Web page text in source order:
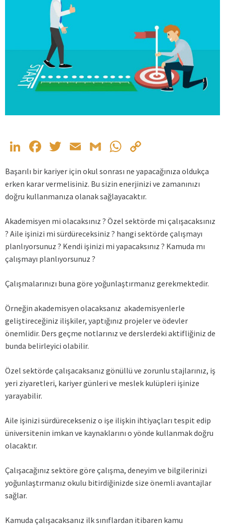
LinkedIn
Facebook
Twitter
EmailGmailWhatsApp
Link
Başarılı bir kariyer için okul sonrası ne yapacağınıza oldukça
erken karar vermelisiniz. Bu sizin enerjinizi ve zamanınızı
doğru kullanmanıza olanak sağlayacaktır.
Akademisyen mi olacaksınız ? Özel sektörde mi çalışacaksınız
? Aile işinizi mi sürdüreceksiniz ? hangi sektörde çalışmayı
planlıyorsunuz ? Kendi işinizi mi yapacaksınız ? Kamuda mı
çalışmayı planlıyorsunuz ?
Çalışmalarınızı buna göre yoğunlaştırmanız gerekmektedir.
Örneğin akademisyen olacaksanız akademisyenlerle
geliştireceğiniz ilişkiler, yaptığınız projeler ve ödevler
önemlidir. Ders geçme notlarınız ve derslerdeki aktifliğiniz de
bunda belirleyici olabilir.
Özel sektörde çalışacaksanız gönüllü ve zorunlu stajlarınız, iş
yeri ziyaretleri, kariyer günleri ve meslek kulüpleri işinize
yarayabilir.
Aile işinizi sürdürecekseniz o işe ilişkin ihtiyaçları tespit edip
üniversitenin imkan ve kaynaklarını o yönde kullanmak doğru
olacaktır.
Çalışacağınız sektöre göre çalışma, deneyim ve bilgilerinizi
yoğunlaştırmanız okulu bitirdiğinizde size önemli avantajlar
sağlar.
Kamuda çalışacaksanız ilk sınıflardan itibaren kamu